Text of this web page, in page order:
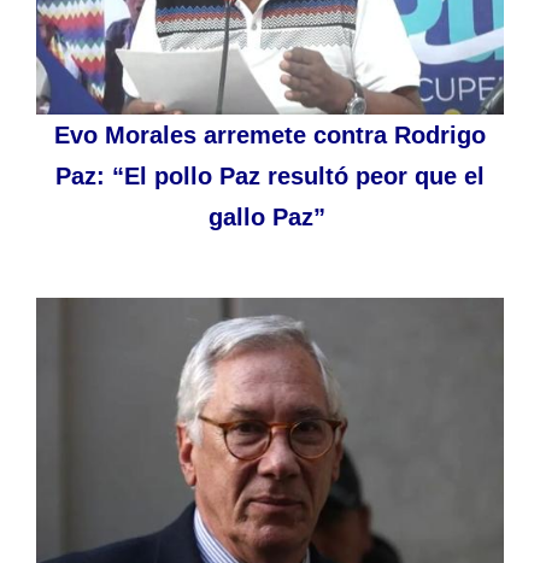
Evo Morales arremete contra Rodrigo
Paz: “El pollo Paz resultó peor que el
gallo Paz”